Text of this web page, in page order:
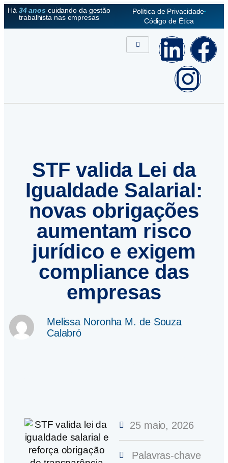
Há 34 anoscuidando da gestão
trabalhista nas empresas
Política de Privacidade
Código de Ética
STF valida Lei da
Igualdade Salarial:
novas obrigações
aumentam risco
jurídico e exigem
compliance das
empresas
Melissa Noronha M. de Souza
Calabró
25 maio, 2026
Palavras-chave